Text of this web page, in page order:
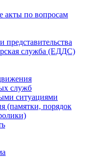
акты по вопросам
служба (ЕДДС)
служб
ситуациями
(памятки, порядок